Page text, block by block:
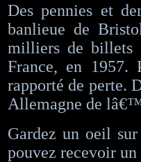
Des pennies et
banlieue de
milliers de billets
France, en 1957.
rapporté de perte.
Allemagne de
Gardez un oeil
pouvez recevoir un